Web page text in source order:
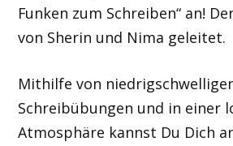
Funken zum Schreiben“ an!
von Sherin und Nima geleitet.
Mithilfe von
Schreibübungen und in einer
Atmosphäre kannst Du Dich